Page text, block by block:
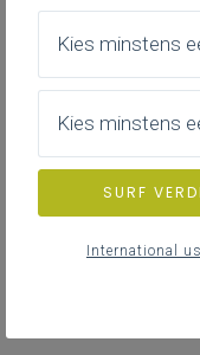
Kies minstens
Kies minstens
SURF
International